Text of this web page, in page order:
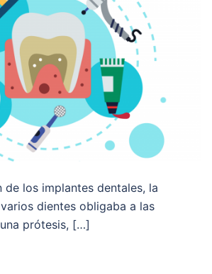
de los implantes dentales, la
dientes obligaba a las
prótesis, […]